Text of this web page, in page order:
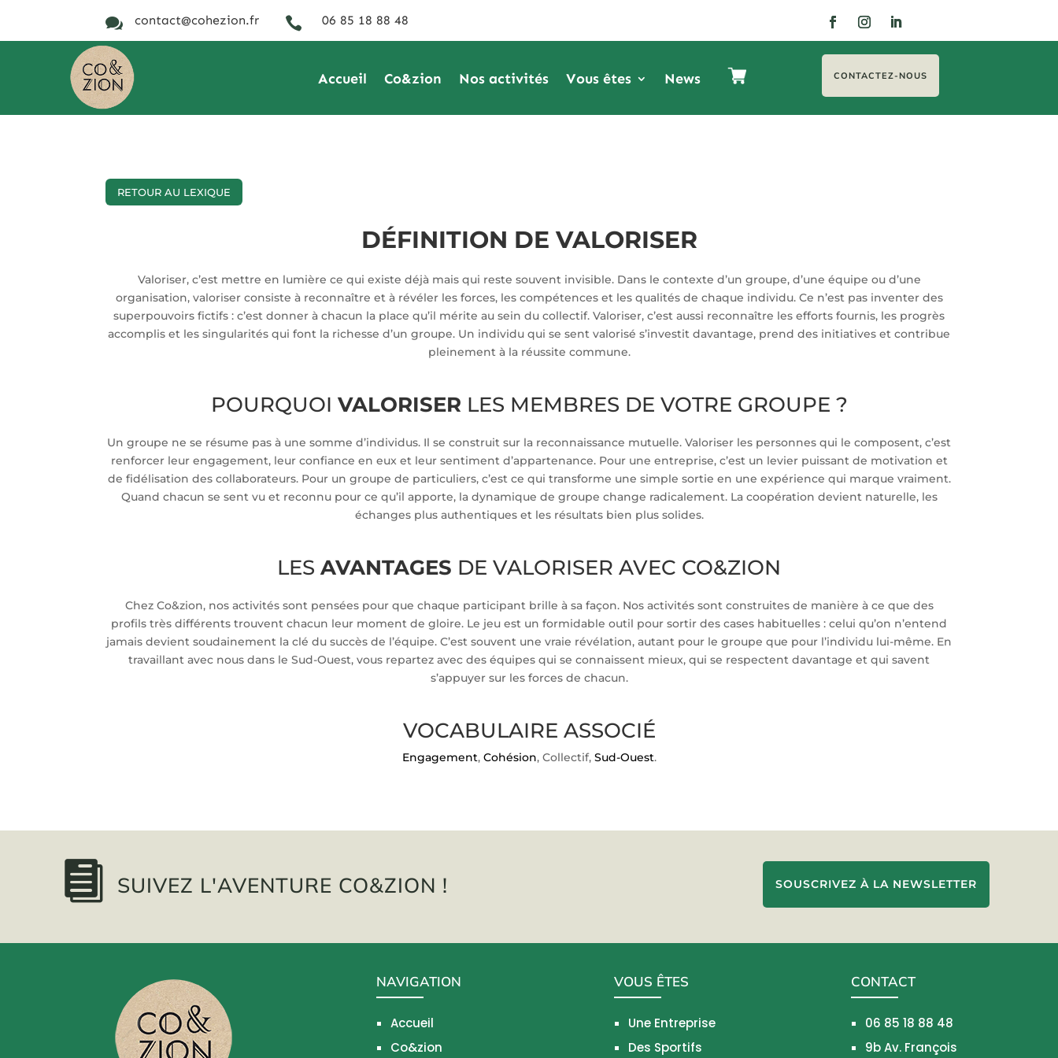
 contact@cohezion.fr  06 85 18 88 48
Accueil Co&zion Nos activités Vous êtes News CONTACTEZ-NOUS
RETOUR AU LEXIQUE
DÉFINITION DE VALORISER
Valoriser, c’est mettre en lumière ce qui existe déjà mais qui reste souvent invisible. Dans le contexte d’un groupe, d’une équipe ou d’une
organisation, valoriser consiste à reconnaître et à révéler les forces, les compétences et les qualités de chaque individu. Ce n’est pas inventer des
superpouvoirs fictifs : c’est donner à chacun la place qu’il mérite au sein du collectif. Valoriser, c’est aussi reconnaître les efforts fournis, les progrès
accomplis et les singularités qui font la richesse d’un groupe. Un individu qui se sent valorisé s’investit davantage, prend des initiatives et contribue
pleinement à la réussite commune.
POURQUOI VALORISER LES MEMBRES DE VOTRE GROUPE ?
Un groupe ne se résume pas à une somme d’individus. Il se construit sur la reconnaissance mutuelle. Valoriser les personnes qui le composent, c’est
renforcer leur engagement, leur confiance en eux et leur sentiment d’appartenance. Pour une entreprise, c’est un levier puissant de motivation et
de fidélisation des collaborateurs. Pour un groupe de particuliers, c’est ce qui transforme une simple sortie en une expérience qui marque vraiment.
Quand chacun se sent vu et reconnu pour ce qu’il apporte, la dynamique de groupe change radicalement. La coopération devient naturelle, les
échanges plus authentiques et les résultats bien plus solides.
LES AVANTAGES DE VALORISER AVEC CO&ZION
Chez Co&zion, nos activités sont pensées pour que chaque participant brille à sa façon. Nos activités sont construites de manière à ce que des
profils très différents trouvent chacun leur moment de gloire. Le jeu est un formidable outil pour sortir des cases habituelles : celui qu’on n’entend
jamais devient soudainement la clé du succès de l’équipe. C’est souvent une vraie révélation, autant pour le groupe que pour l’individu lui-même. En
travaillant avec nous dans le Sud-Ouest, vous repartez avec des équipes qui se connaissent mieux, qui se respectent davantage et qui savent
s’appuyer sur les forces de chacun.
VOCABULAIRE ASSOCIÉ
Engagement, Cohésion, Collectif, Sud-Ouest.
 SUIVEZ L'AVENTURE CO&ZION ! SOUSCRIVEZ À LA NEWSLETTER
NAVIGATION
Accueil
Co&zion
VOUS ÊTES
Une Entreprise
Des Sportifs
CONTACT
06 85 18 88 48
9b Av. François